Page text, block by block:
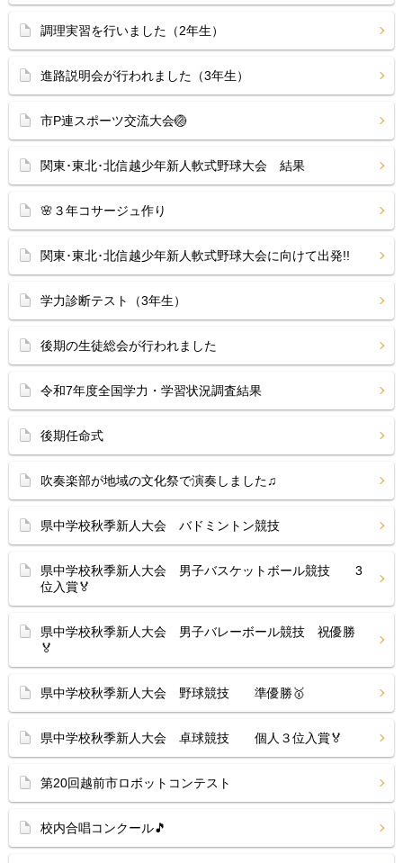
調理実習を行いました（2年生）
進路説明会が行われました（3年生）
市P連スポーツ交流大会🏐
関東･東北･北信越少年新人軟式野球大会 結果
🌸３年コサージュ作り
関東･東北･北信越少年新人軟式野球大会に向けて出発!!
学力診断テスト（3年生）
後期の生徒総会が行われました
令和7年度全国学力・学習状況調査結果
後期任命式
吹奏楽部が地域の文化祭で演奏しました♫
県中学校秋季新人大会 バドミントン競技
県中学校秋季新人大会 男子バスケットボール競技 3
位入賞🏅
県中学校秋季新人大会 男子バレーボール競技 祝優勝
🏅
県中学校秋季新人大会 野球競技 準優勝🥇
県中学校秋季新人大会 卓球競技 個人３位入賞🏅
第20回越前市ロボットコンテスト
校内合唱コンクール🎵